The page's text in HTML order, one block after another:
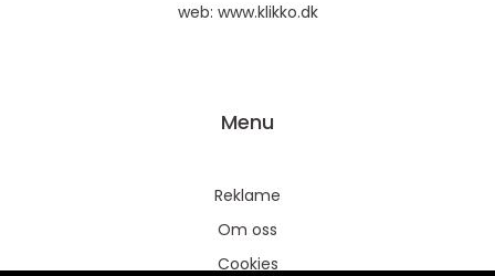
web: www.klikko.dk
Menu
Reklame
Om oss
Cookies